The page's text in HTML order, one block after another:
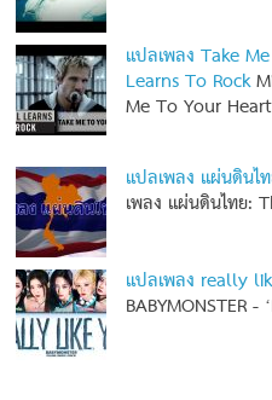
แปลเพลง Take
Learns To Rock
Me To Your
แปลเพลง แผ่นดินไ
เพลง แผ่นดินไทย:
แปลเพลง really
BABYMONSTER